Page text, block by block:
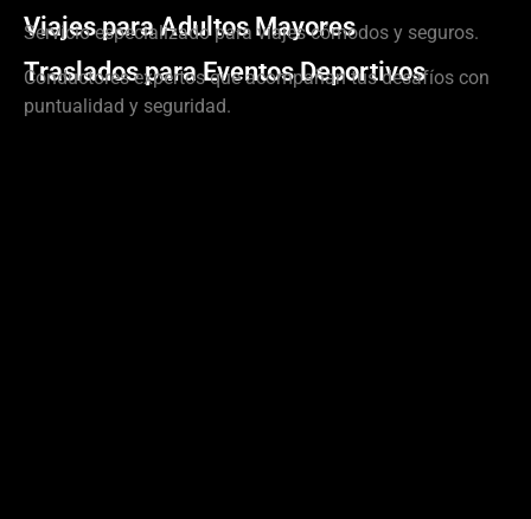
Viajes para Adultos Mayores
Servicio especializado para viajes cómodos y seguros.
Traslados para Eventos Deportivos
Conductores expertos que acompañan tus desafíos con
puntualidad y seguridad.